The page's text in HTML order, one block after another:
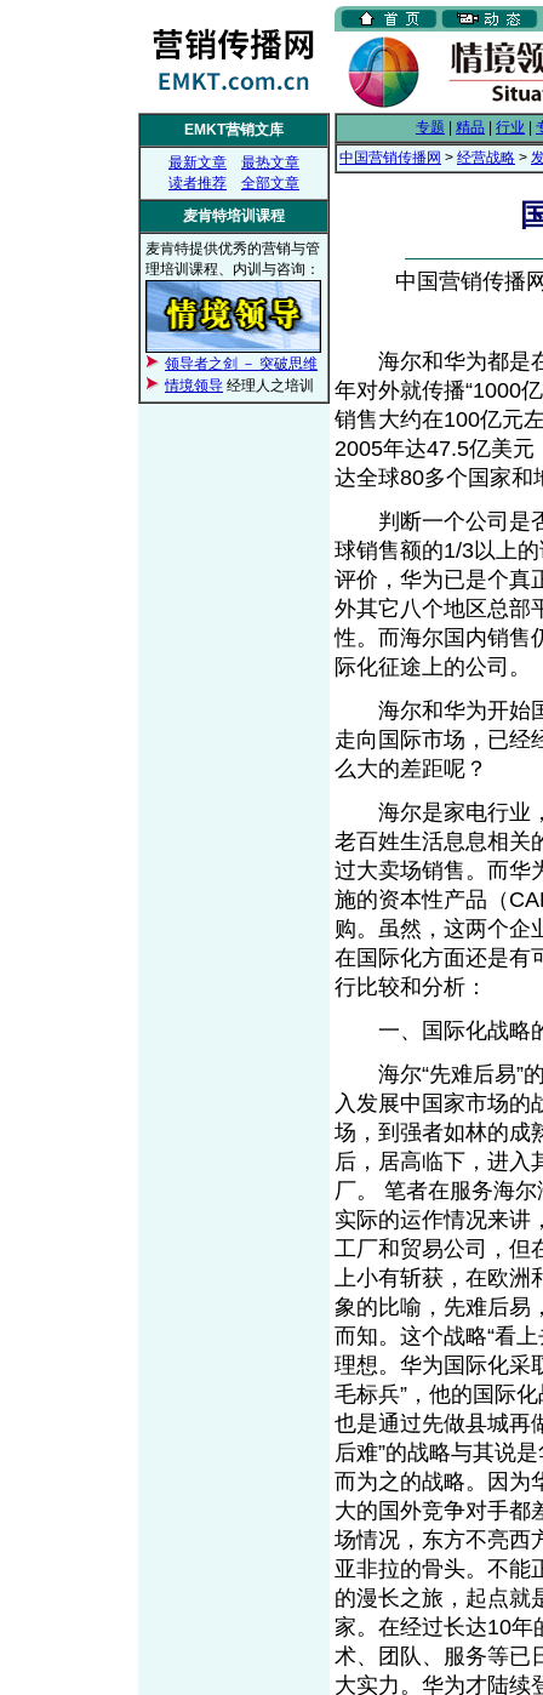
EMKT营销文库
最新文章
最热文章
读者推荐
全部文章
麦肯特培训课程
麦肯特提供优秀的营销与管
理培训课程、内训与咨询：
领导者之剑 － 突破思维
情境领导 经理人之培训
专题 精品 行业
中国营销传播网 > 经营战略 >
中国营销传播
海尔和华为都是在
年对外就传播“1000
销售大约在100亿元
2005年达47.5亿美
达全球80多个国家和
判断一个公司是否
球销售额的1/3以上
评价，华为已是个真
外其它八个地区总部
性。而海尔国内销售
际化征途上的公司。
海尔和华为开始国
走向国际市场，已经
么大的差距呢？
海尔是家电行业，
老百姓生活息息相关
过大卖场销售。而华
施的资本性产品（
购。虽然，这两个企
在国际化方面还是有
行比较和分析：
一、国际化战略的
海尔“先难后易”的
入发展中国家市场的
场，到强者如林的成
后，居高临下，进入
厂。 笔者在服务海
实际的运作情况来讲
工厂和贸易公司，但
上小有斩获，在欧洲
象的比喻，先难后易
而知。这个战略“看
理想。华为国际化采
毛标兵”，他的国际
也是通过先做县城再
后难”的战略与其说
而为之的战略。因为
大的国外竞争对手都
场情况，东方不亮西
亚非拉的骨头。不能
的漫长之旅，起点就
家。在经过长达10年
术、团队、服务等已
大实力。华为才陆续